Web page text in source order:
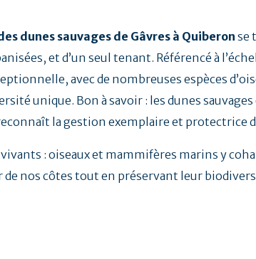
dunes sauvages de Gâvres à Quiberon se
et d’un seul tenant. Référencé à
avec de nombreuses espèces
unique. Bon à savoir : les dunes
la gestion exemplaire et protectrice
: oiseaux et mammifères marins y
nos côtes tout en préservant leur